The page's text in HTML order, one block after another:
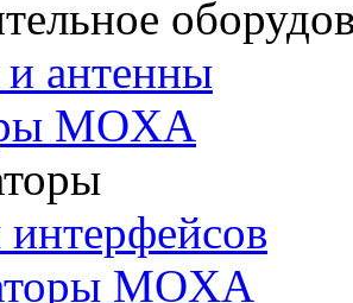
антенны
MOXA
MOXA